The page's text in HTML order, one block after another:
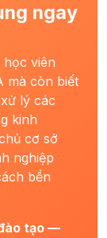
ngay
học viên
mà còn biết
lý các
kinh
cơ sở
nghiệp
bền
tạo —